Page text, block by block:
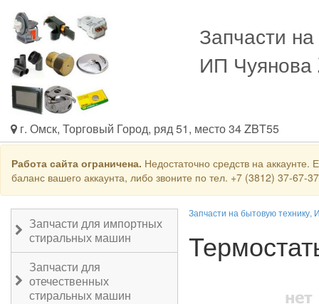
г. Омск, Торговый Город, ряд 51, место 34 ZBT55
Запчасти
ИП Чуянова
Работа сайта ограничена. Недостаточно средств на
баланс вашего аккаунта, либо звоните по тел. +7 (3812) 37-67-
Запчасти для импортных
стиральных машин
Запчасти для
отечественных
стиральных машин
Запчасти на бытовую технику,